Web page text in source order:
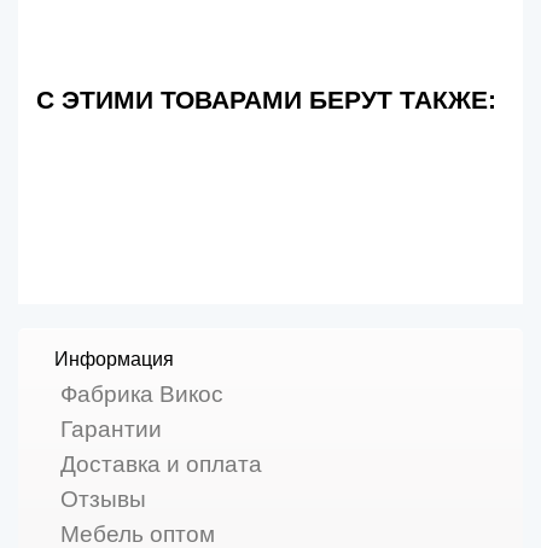
С ЭТИМИ ТОВАРАМИ БЕРУТ ТАКЖЕ:
Информация
Фабрика Викос
Гарантии
Доставка и оплата
Отзывы
Мебель оптом